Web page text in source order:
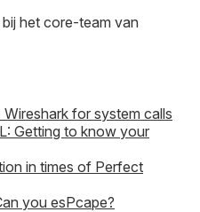
het core-team van
for system calls
Getting to know your
in times of Perfect
you esPcape?